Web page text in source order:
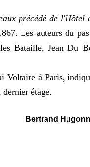
précédé de l'Hôtel
Les auteurs du
Bataille, Jean Du
Voltaire à Paris,
étage.
Bertrand